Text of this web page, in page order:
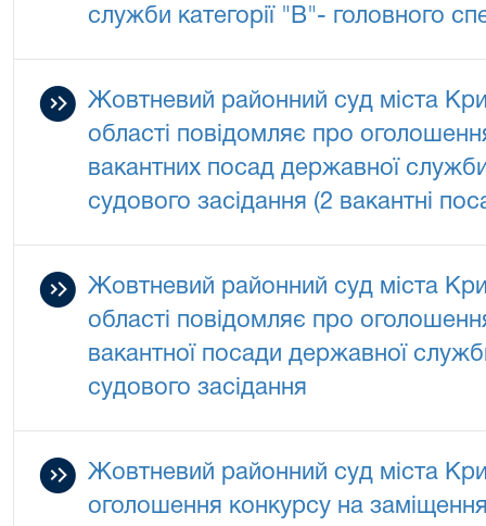
служби категорії "В"- головного
Жовтневий районний суд міста
області повідомляє про
вакантних посад державної
судового засідання (2 вакантні
Жовтневий районний суд міста
області повідомляє про
вакантної посади державної
судового засідання
Жовтневий районний суд міста
оголошення конкурсу на